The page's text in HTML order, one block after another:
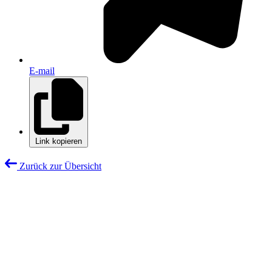
E-mail
Link kopieren
Zurück zur Übersicht